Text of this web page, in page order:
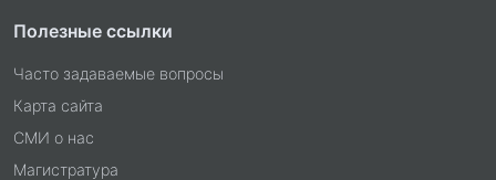
Полезные ссылки
Часто задаваемые вопросы
Карта сайта
СМИ о нас
Магистратура